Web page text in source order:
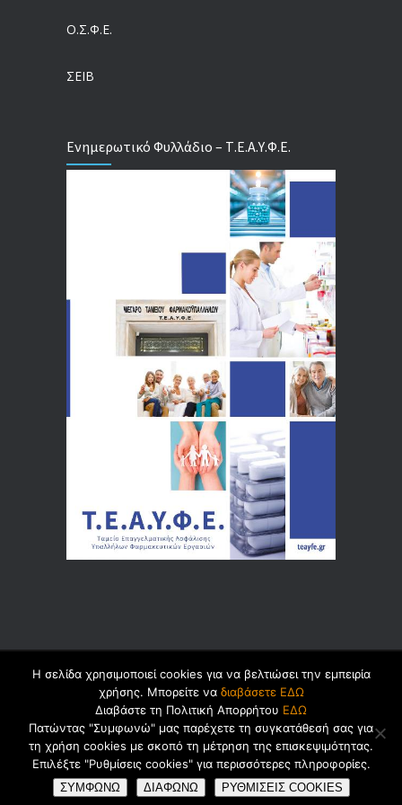
Ο.Σ.Φ.Ε.
ΣΕΙΒ
Ενημερωτικό Φυλλάδιο – Τ.Ε.Α.Υ.Φ.Ε.
© 2026 byDualsoft
Πολιτική Ασφαλείας Προσωπικών
Δεδομένων
Cookies Όροι Χρήσης
Η σελίδα χρησιμοποιεί cookies για να βελτιώσει την εμπειρία
χρήσης. Μπορείτε να διαβάσετε ΕΔΩ
Διαβάστε τη Πολιτική Απορρήτου ΕΔΩ
Πατώντας "Συμφωνώ" μας παρέχετε τη συγκατάθεσή σας για
τη χρήση cookies με σκοπό τη μέτρηση της επισκεψιμότητας.
Επιλέξτε "Ρυθμίσεις cookies" για περισσότερες πληροφορίες.
ΣΥΜΦΩΝΩ ΔΙΑΦΩΝΩ ΡΥΘΜΙΣΕΙΣ COOKIES